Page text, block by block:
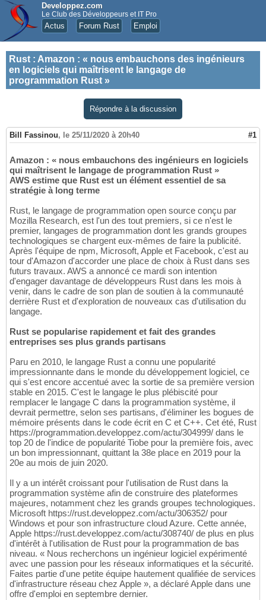
Developpez.com
Le Club des Développeurs et IT Pro
Actus Forum Rust Emploi
Rust : Amazon : « nous embauchons des ingénieurs
en logiciels qui maîtrisent le langage de
programmation Rust »
Répondre à la discussion
Bill Fassinou, le 25/11/2020 à 20h40 #1
Amazon : « nous embauchons des ingénieurs en logiciels
qui maîtrisent le langage de programmation Rust »
AWS estime que Rust est un élément essentiel de sa
stratégie à long terme
Rust, le langage de programmation open source conçu par
Mozilla Research, est l'un des tout premiers, si ce n'est le
premier, langages de programmation dont les grands groupes
technologiques se chargent eux-mêmes de faire la publicité.
Après l'équipe de npm, Microsoft, Apple et Facebook, c'est au
tour d'Amazon d'accorder une place de choix à Rust dans ses
futurs travaux. AWS a annoncé ce mardi son intention
d'engager davantage de développeurs Rust dans les mois à
venir, dans le cadre de son plan de soutien à la communauté
derrière Rust et d'exploration de nouveaux cas d'utilisation du
langage.
Rust se popularise rapidement et fait des grandes
entreprises ses plus grands partisans
Paru en 2010, le langage Rust a connu une popularité
impressionnante dans le monde du développement logiciel, ce
qui s'est encore accentué avec la sortie de sa première version
stable en 2015. C'est le langage le plus plébiscité pour
remplacer le langage C dans la programmation système, il
devrait permettre, selon ses partisans, d'éliminer les bogues de
mémoire présents dans le code écrit en C et C++. Cet été, Rust
https://programmation.developpez.com/actu/304999/ dans le
top 20 de l'indice de popularité Tiobe pour la première fois, avec
un bon impressionnant, quittant la 38e place en 2019 pour la
20e au mois de juin 2020.
Il y a un intérêt croissant pour l'utilisation de Rust dans la
programmation système afin de construire des plateformes
majeures, notamment chez les grands groupes technologiques.
Microsoft https://rust.developpez.com/actu/306352/ pour
Windows et pour son infrastructure cloud Azure. Cette année,
Apple https://rust.developpez.com/actu/308740/ de plus en plus
d'intérêt à l'utilisation de Rust pour la programmation de bas
niveau. « Nous recherchons un ingénieur logiciel expérimenté
avec une passion pour les réseaux informatiques et la sécurité.
Faites partie d'une petite équipe hautement qualifiée de services
d'infrastructure réseau chez Apple », a déclaré Apple dans une
offre d'emploi en septembre dernier.